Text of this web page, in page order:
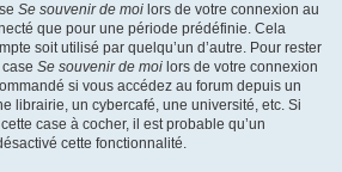
Se souvenir de moi lors de votre connexion au
que pour une période prédéfinie. Cela
soit utilisé par quelqu’un d’autre. Pour rester
Se souvenir de moi lors de votre connexion
si vous accédez au forum depuis un
librairie, un cybercafé, une université, etc. Si
case à cocher, il est probable qu’un
cette fonctionnalité.